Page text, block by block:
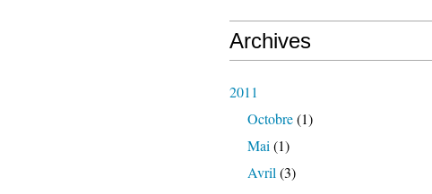
Archives
2011
Octobre(1)
Mai (1)
Avril (3)